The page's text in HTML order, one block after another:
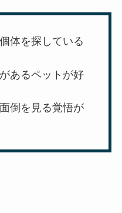
体を探している
あるペットが好
倒を見る覚悟が